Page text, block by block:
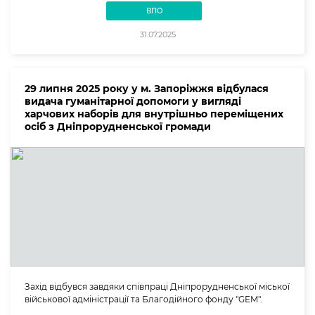
ВПО
31.07.2025
29 липня 2025 року у м. Запоріжжя відбулася
видача гуманітарної допомоги у вигляді
харчових наборів для внутрішньо переміщених
осіб з Дніпрорудненської громади
Захід відбувся завдяки співпраці Дніпрорудненської міської
військової адміністрації та Благодійного фонду "GEM".